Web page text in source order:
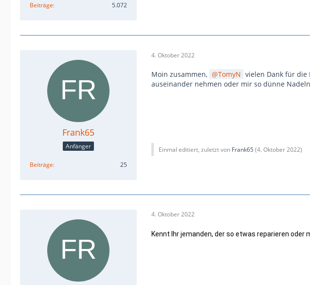
Beiträge
5.072
Frank65
Anfänger
Beiträge 25
4. Oktober 2022
Moin zusammen, TomyN vielen Dank für die
auseinander nehmen oder mir so dünne
Einmal editiert, zuletzt von Frank65 (4. Oktober 2022)
4. Oktober 2022
Kennt Ihr jemanden, der so etwas reparieren oder